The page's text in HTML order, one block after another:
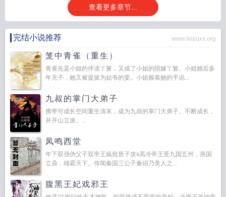
查看更多章节...
完结小说推荐 www.liejiuxs.org
笼中青雀（重生）
青雀先是小姐的伴读丫鬟，又成了小姐的陪嫁丫鬟。小姐婚后多
年无子，她又被提拔为姑爷的妾。小姐握着她的手说...
九叔的掌门大弟子
携带可成长空间重生清末，成为九叔的掌门大弟子。不断成长，
并开山立派。...
凤鸣西堂
年下双强伪父子双帝王疯批质子攻x高冷帝王受九国五州，燕国
立鼎，雄霸天下。传闻秦国三公子秦诏乃美人之...
腹黑王妃戏邪王